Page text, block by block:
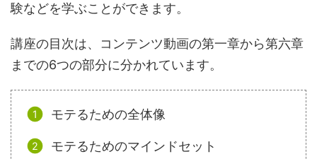
験などを学ぶことができます。
講座の目次は、コンテンツ動画の第一章から第六章
までの6つの部分に分かれています。
モテるための全体像
モテるためのマインドセット